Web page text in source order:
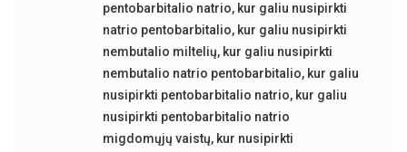
pentobarbitalio natrio, kur galiu nusipirkti
natrio pentobarbitalio, kur galiu nusipirkti
nembutalio miltelių, kur galiu nusipirkti
nembutalio natrio pentobarbitalio, kur galiu
nusipirkti pentobarbitalio natrio, kur galiu
nusipirkti pentobarbitalio natrio
migdomųjų vaistų, kur nusipirkti